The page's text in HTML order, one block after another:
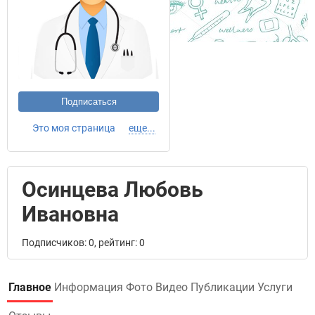
Подписаться
Это моя страница еще...
Осинцева Любовь
Ивановна
Подписчиков: 0, рейтинг: 0
Главное Информация Фото Видео Публикации Услуги